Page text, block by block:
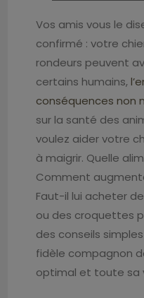
Vos amis vous le
confirmé : votre
rondeurs peuvent
certains humains,
conséquences non
sur la santé des
voulez aider votre
à maigrir. Quelle
Comment
Faut-il lui acheter
ou des croquettes
des conseils
fidèle compagnon
optimal et toute sa